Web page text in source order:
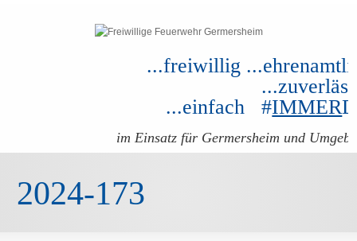
...freiwillig
...einfach #IMMER
im Einsatz für Germersheim und
2024-173